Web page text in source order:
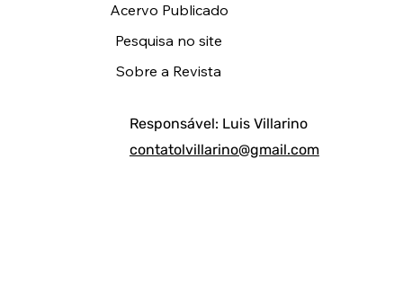
Responsável: Luis Villarino
contatolvillarino@gmail.com
Acervo Publicado
Pesquisa no site
Sobre a Revista